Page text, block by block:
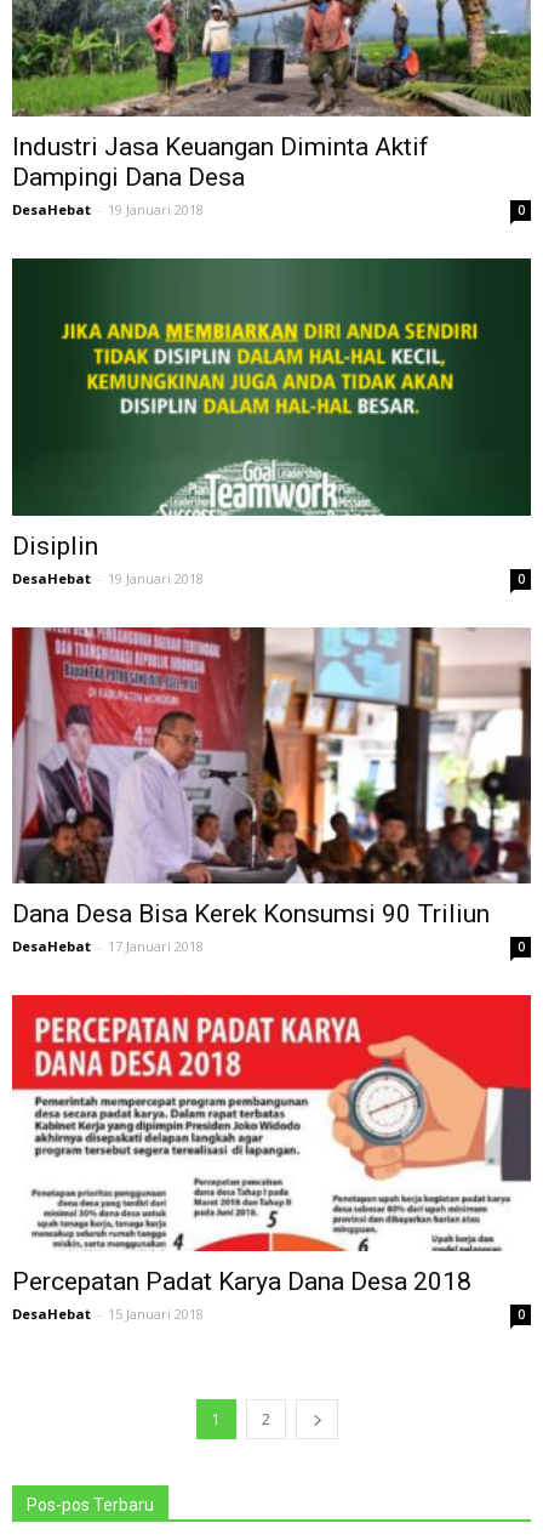
Industri Jasa Keuangan Diminta Aktif
Dampingi Dana Desa
DesaHebat - 19 Januari 2018 0
Disiplin
DesaHebat - 19 Januari 2018 0
Dana Desa Bisa Kerek Konsumsi 90 Triliun
DesaHebat - 17 Januari 2018 0
Percepatan Padat Karya Dana Desa 2018
DesaHebat - 15 Januari 2018 0
1 2
Pos-pos Terbaru